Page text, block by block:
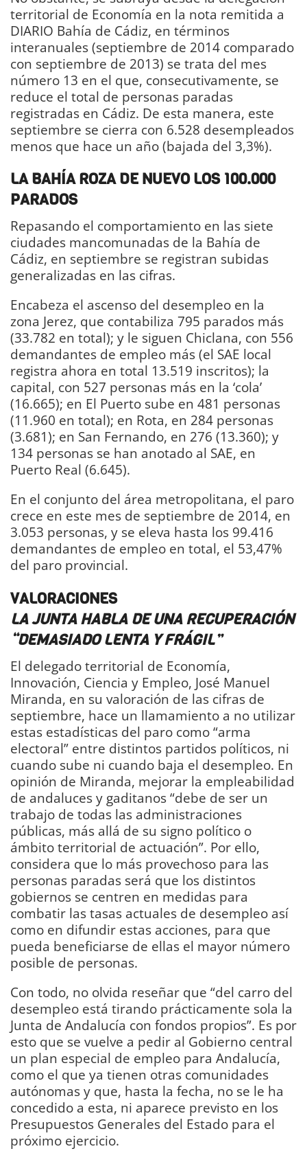
territorial de Economía en la nota remitida a
DIARIO Bahía de Cádiz, en términos
interanuales (septiembre de 2014 comparado
con septiembre de 2013) se trata del mes
número 13 en el que, consecutivamente, se
reduce el total de personas paradas
registradas en Cádiz. De esta manera, este
septiembre se cierra con 6.528 desempleados
menos que hace un año (bajada del 3,3%).
LA BAHÍA ROZA DE NUEVO LOS 100.000
PARADOS
Repasando el comportamiento en las siete
ciudades mancomunadas de la Bahía de
Cádiz, en septiembre se registran subidas
generalizadas en las cifras.
Encabeza el ascenso del desempleo en la
zona Jerez, que contabiliza 795 parados más
(33.782 en total); y le siguen Chiclana, con 556
demandantes de empleo más (el SAE local
registra ahora en total 13.519 inscritos); la
capital, con 527 personas más en la ‘cola’
(16.665); en El Puerto sube en 481 personas
(11.960 en total); en Rota, en 284 personas
(3.681); en San Fernando, en 276 (13.360); y
134 personas se han anotado al SAE, en
Puerto Real (6.645).
En el conjunto del área metropolitana, el paro
crece en este mes de septiembre de 2014, en
3.053 personas, y se eleva hasta los 99.416
demandantes de empleo en total, el 53,47%
del paro provincial.
VALORACIONES
LA JUNTA HABLA DE UNA RECUPERACIÓN
“DEMASIADO LENTA Y FRÁGIL”
El delegado territorial de Economía,
Innovación, Ciencia y Empleo, José Manuel
Miranda, en su valoración de las cifras de
septiembre, hace un llamamiento a no utilizar
estas estadísticas del paro como “arma
electoral” entre distintos partidos políticos, ni
cuando sube ni cuando baja el desempleo. En
opinión de Miranda, mejorar la empleabilidad
de andaluces y gaditanos “debe de ser un
trabajo de todas las administraciones
públicas, más allá de su signo político o
ámbito territorial de actuación”. Por ello,
considera que lo más provechoso para las
personas paradas será que los distintos
gobiernos se centren en medidas para
combatir las tasas actuales de desempleo así
como en difundir estas acciones, para que
pueda beneficiarse de ellas el mayor número
posible de personas.
Con todo, no olvida reseñar que “del carro del
desempleo está tirando prácticamente sola la
Junta de Andalucía con fondos propios”. Es por
esto que se vuelve a pedir al Gobierno central
un plan especial de empleo para Andalucía,
como el que ya tienen otras comunidades
autónomas y que, hasta la fecha, no se le ha
concedido a esta, ni aparece previsto en los
Presupuestos Generales del Estado para el
próximo ejercicio.